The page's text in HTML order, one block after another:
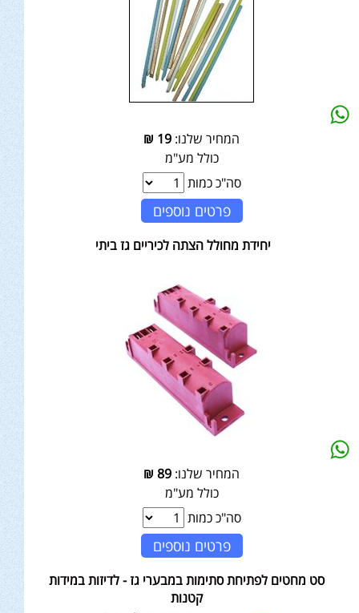
המחיר שלנו: 19
₪
כולל מע"מ
סה"כ כמות
פרטים נוספים
יחידת מחולל הצתה לכיריים גז ביתי
המחיר שלנו: 89
₪
כולל מע"מ
סה"כ כמות
פרטים נוספים
סט מחטים לפתיחת סתימות במבערי גז - לדיזות במידות
קטנות